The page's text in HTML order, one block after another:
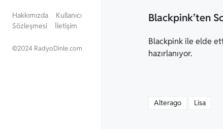
Hakkımızda
Kullanıcı
Sözleşmesi
İletişim
©2024 RadyoDinle.com
Blackpink’ten
Blackpink ile elde
hazırlanıyor.
Alterago Lisa